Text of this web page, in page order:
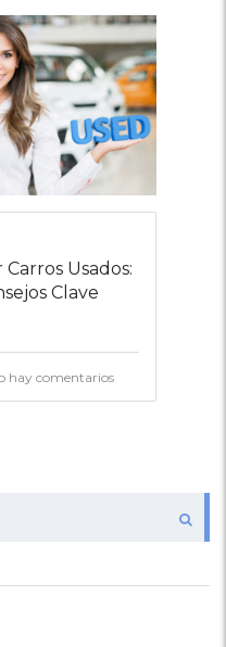
Usados:
Clave
hay comentarios